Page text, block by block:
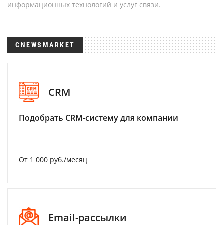
информационных технологий и услуг связи.
CNEWSMARKET
CRM
Подобрать CRM-систему для компании
От 1 000 руб./месяц
Email-рассылки